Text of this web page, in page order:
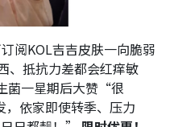
阅KOL吉吉皮肤一向脆弱
、抵抗力差都会红痒敏
菌一星期后大赞“很
依家即使转季、压力